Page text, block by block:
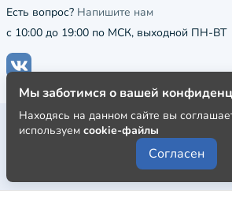
Есть вопрос? Напишите нам
с 10:00 до 19:00 по МСК, выходной ПН-ВТ
Публичная оферта
Пользовательское соглашение
Политика конфиденциальности
Мы заботимся о вашей
Находясь на данном сайте вы
используем cookie-файлы
Согласен